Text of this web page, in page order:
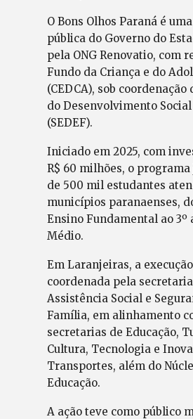
O Bons Olhos Paraná é
pública do Governo do
pela ONG Renovatio, com
Fundo da Criança e do
(CEDCA), sob
do Desenvolvimento
(SEDEF).
Iniciado em 2025, com
R$ 60 milhões, o
de 500 mil estudantes
municípios paranaenses,
Ensino Fundamental ao 3º
Médio.
Em Laranjeiras, a
coordenada pela
Assistência Social e
Família, em alinhamento
secretarias de Educação,
Cultura, Tecnologia e
Transportes, além do
Educação.
A ação teve como público